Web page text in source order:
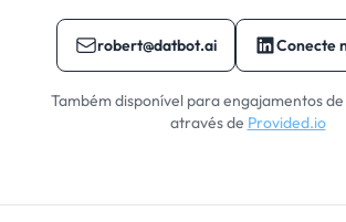
robert@datbot.ai Conecte
Também disponível para engajamentos
através de Provided.io